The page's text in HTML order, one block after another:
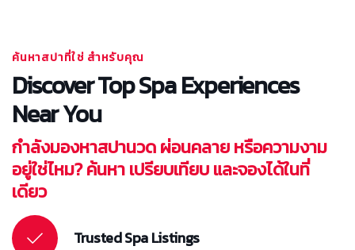
ค้นหาสปาที่ใช่ สำหรับคุณ
Discover Top Spa Experiences
Near You
กำลังมองหาสปานวด ผ่อนคลาย หรือความงาม
อยู่ใช่ไหม? ค้นหา เปรียบเทียบ และจองได้ในที่
เดียว
Trusted Spa Listings